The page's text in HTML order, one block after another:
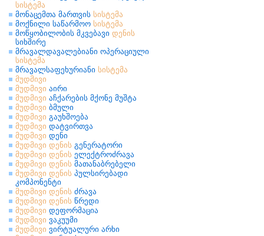
სისტემა
მონაცემთა მართვის სისტემა
მოქნილი საწარმოო სისტემა
მოწყობილობის მკვებავი დენის
სიხშირე
მრავალდავალებიანი ოპერაციული
სისტემა
მრავალსაფეხურიანი სისტემა
მუდმივი
მუდმივი აირი
მუდმივი აჩქარების მქონე მუშტა
მუდმივი ბმული
მუდმივი გაუხშოება
მუდმივი დატვირთვა
მუდმივი დენი
მუდმივი დენის გენერატორი
მუდმივი დენის ელექტროძრავა
მუდმივი დენის მათანაბრებელი
მუდმივი დენის პულსირებადი
კომპონენტი
მუდმივი დენის ძრავა
მუდმივი დენის წრედი
მუდმივი დეფორმაცია
მუდმივი ვაკუუმი
მუდმივი ვირტუალური არხი